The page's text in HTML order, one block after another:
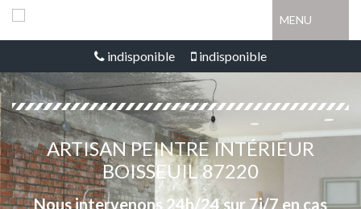
MENU
indisponible indisponible
ARTISAN PEINTRE INTÉRIEUR
BOISSEUIL 87220
Nous intervenons 24h/24 sur 7j/7 en cas